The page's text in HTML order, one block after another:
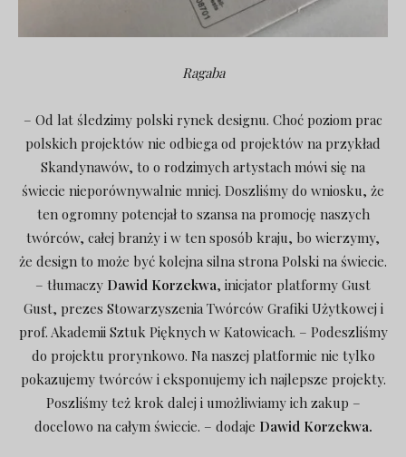
Ragaba
– Od lat śledzimy polski rynek designu. Choć poziom prac
polskich projektów nie odbiega od projektów na przykład
Skandynawów, to o rodzimych artystach mówi się na
świecie nieporównywalnie mniej. Doszliśmy do wniosku, że
ten ogromny potencjał to szansa na promocję naszych
twórców, całej branży i w ten sposób kraju, bo wierzymy,
że design to może być kolejna silna strona Polski na świecie.
– tłumaczy Dawid Korzekwa, inicjator platformy Gust
Gust, prezes Stowarzyszenia Twórców Grafiki Użytkowej i
prof. Akademii Sztuk Pięknych w Katowicach. – Podeszliśmy
do projektu prorynkowo. Na naszej platformie nie tylko
pokazujemy twórców i eksponujemy ich najlepsze projekty.
Poszliśmy też krok dalej i umożliwiamy ich zakup –
docelowo na całym świecie. – dodaje Dawid Korzekwa.